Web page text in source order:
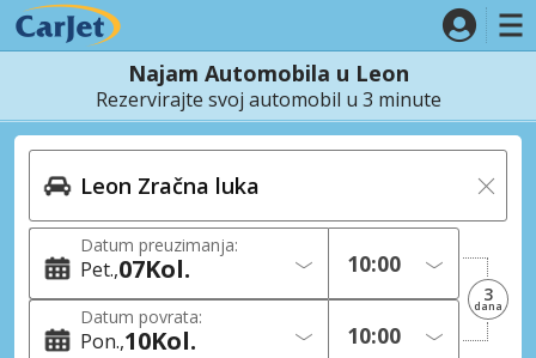
Najam Automobila u Leon
Rezervirajte svoj automobil u 3 minute
Datum preuzimanja:
Pet. 07Kol.
Datum povrata:
Pon. 10Kol.
3
dana